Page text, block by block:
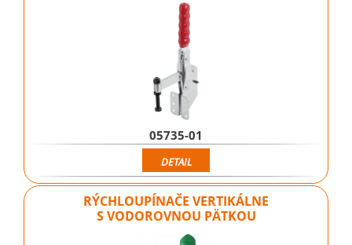
05735-01
DETAIL
RÝCHLOUPÍNAČE VERTIKÁLNE
S VODOROVNOU PÄTKOU